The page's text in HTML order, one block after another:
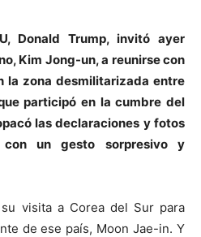
Donald Trump, invitó ayer
Kim Jong-un, a reunirse con
la zona desmilitarizada entre
participó en la cumbre del
las declaraciones y fotos
un gesto sorpresivo y
visita a Corea del Sur para
de ese país, Moon Jae-in. Y